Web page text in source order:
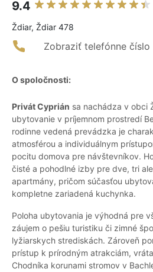
9.4
Ždiar, Ždiar 478
Zobraziť telefónne číslo
O spoločnosti:
Privát Cyprián sa nachádza v obci
ubytovanie v príjemnom prostredí
rodinne vedená prevádzka je
atmosférou a individuálnym
pocitu domova pre návštevníkov.
čisté a pohodlné izby pre dve, tri
apartmány, pričom súčasťou
kompletne zariadená kuchynka.
Poloha ubytovania je výhodná pre
záujem o pešiu turistiku či zimné
lyžiarskych strediskách. Zároveň
prístup k prírodným atrakciám,
Chodníka korunami stromov v